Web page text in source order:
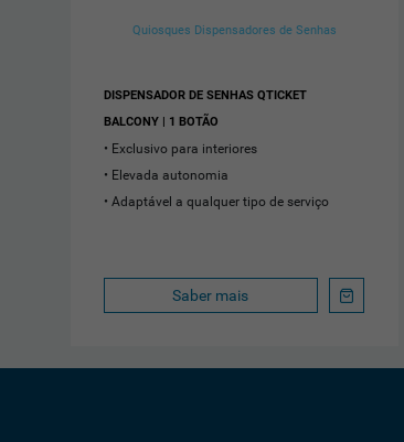
Quiosques Dispensadores de Senhas
DISPENSADOR DE SENHAS QTICKET
BALCONY | 1 BOTÃO
Exclusivo para interiores
Elevada autonomia
Adaptável a qualquer tipo de serviço
Saber mais